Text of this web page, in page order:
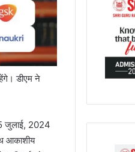
डीएम ने
जुलाई, 2024
आकाशीय